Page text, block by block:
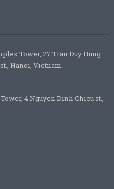
Tower, 27 Tran Duy Hung
Hanoi, Vietnam.
4 Nguyen Dinh Chieu st.,